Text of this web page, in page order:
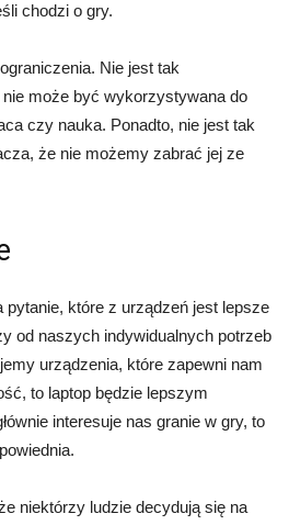
chodzi o gry.
Nie jest tak
może być wykorzystywana do
czy nauka. Ponadto, nie jest tak
że nie możemy zabrać jej ze
pytanie, które z urządzeń jest lepsze
od naszych indywidualnych potrzeb
urządzenia, które zapewni nam
to laptop będzie lepszym
interesuje nas granie w gry, to
niektórzy ludzie decydują się na